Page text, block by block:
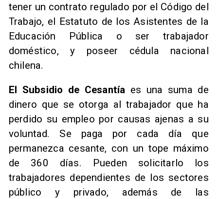
tener un contrato regulado por el Código del
Trabajo, el Estatuto de los Asistentes de la
Educación Pública o ser trabajador
doméstico, y poseer cédula nacional
chilena.
El Subsidio de Cesantía es una suma de
dinero que se otorga al trabajador que ha
perdido su empleo por causas ajenas a su
voluntad. Se paga por cada día que
permanezca cesante, con un tope máximo
de 360 días. Pueden solicitarlo los
trabajadores dependientes de los sectores
público y privado, además de las